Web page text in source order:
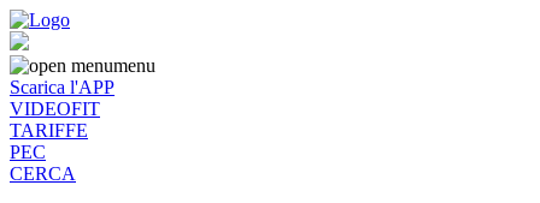
menu
Scarica l'APP
VIDEOFIT
TARIFFE
PEC
CERCA